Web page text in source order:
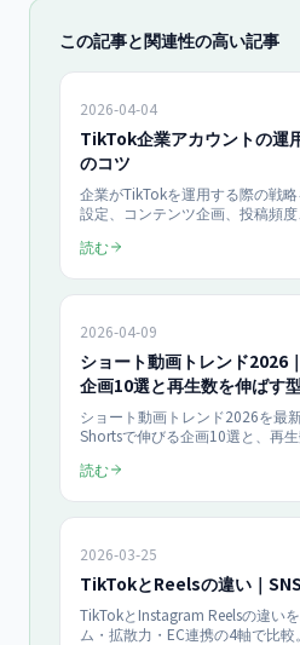
この記事と関連性の高い記事
2026-04-04
TikTok企業アカウントの運
のコツ
企業がTikTokを運用する際の戦
設定、コンテンツ企画、投稿頻
のアルゴリズムを活用した集客方
読む
2026-04-09
ショート動画トレンド2026
企画10選と再生数を伸ばす型
ショート動画トレンド2026を最
Shortsで伸びる企画10選と、再
リズムが評価するKPIを実例付き
読む
2026-03-25
TikTokとReelsの違い｜
TikTokとInstagram Reelsの違い
ム・拡散力・EC連携の4軸で比